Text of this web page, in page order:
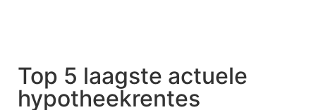
Top 5 laagste actuele
hypotheekrentes